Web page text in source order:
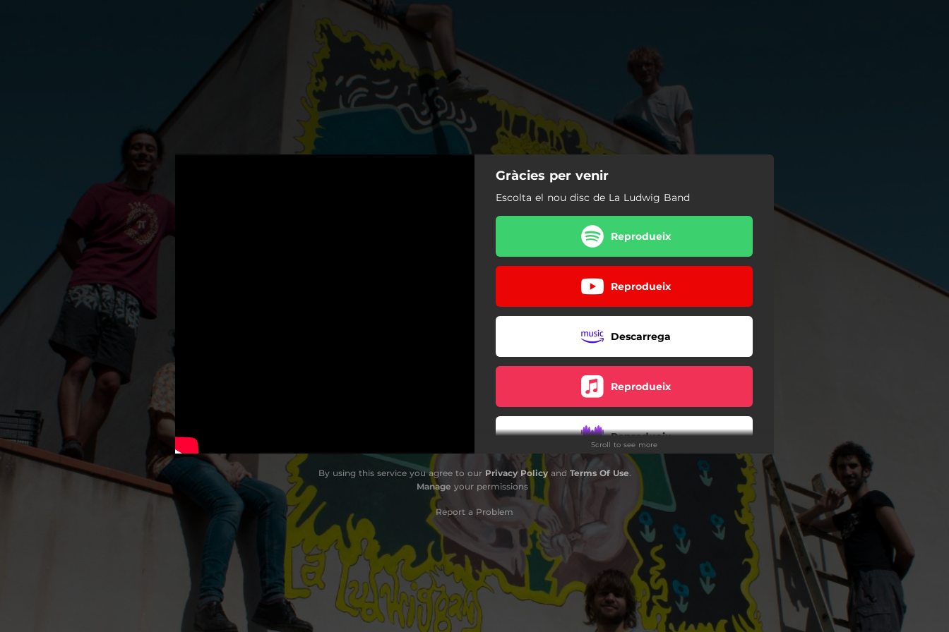
Gràcies per venir
Escolta el nou disc de La Ludwig Band
Reprodueix
Reprodueix
Descarrega
Reprodueix
Reprodueix
Reprodueix
Reprodueix
Descarrega
Scroll to see more
By using this service you agree to our Privacy Policyand Terms Of Use.
Manage your permissions
Report a Problem